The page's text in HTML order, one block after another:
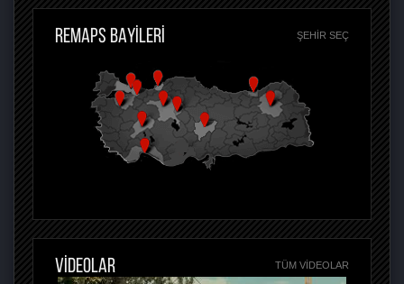
REMAPS BAYİLERİ ŞEHIR SEÇ
VİDEOLAR TÜM VIDEOLAR